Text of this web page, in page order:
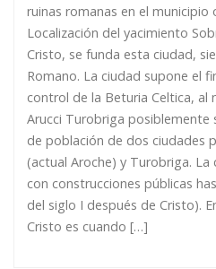
ruinas romanas en el municipio
Localización del yacimiento
Cristo, se funda esta ciudad,
Romano. La ciudad supone el
control de la Beturia Celtica, al
Arucci Turobriga
de población de dos ciudades
(actual Aroche) y Turobriga.
con construcciones públicas
del siglo I después de Cristo).
Cristo es cuando […]